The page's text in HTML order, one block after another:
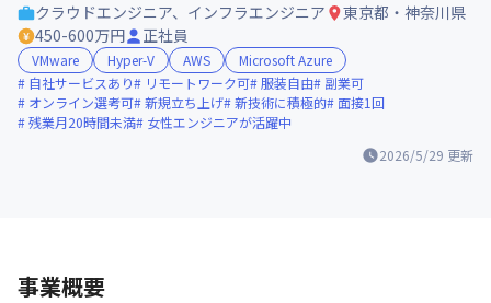
2026/5/29 更新
クラウドエンジニア、インフラエンジニア
東京都・神奈川県
450-600万円
正社員
VMware Hyper-V AWS
Microsoft Azure
自社サービスあり
リモートワーク可 服装自由
副業可
オンライン選考可 新規立ち上げ 新技術に積極的
面接1回
残業月20時間未満
女性エンジニアが活躍中
事業概要